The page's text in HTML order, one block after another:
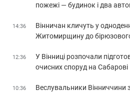
пожежі — будинок і два
14:36
Вінничан кличуть у
Житомирщину до
12:36
У Вінниці розпочали
очисних споруд на Сабарові
10:36
Веслувальники Вінниччини